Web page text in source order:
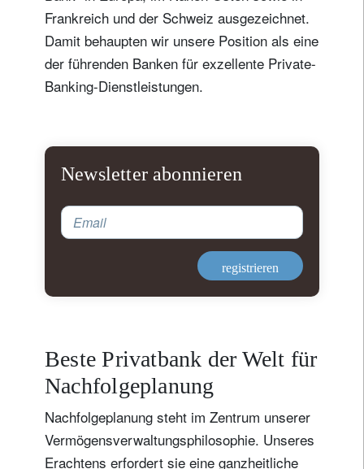
Frankreich und der Schweiz ausgezeichnet.
Damit behaupten wir unsere Position als eine
der führenden Banken für exzellente Private-
Banking-Dienstleistungen.
Newsletter abonnieren
Email
registrieren
Beste Privatbank der Welt für
Nachfolgeplanung
Nachfolgeplanung steht im Zentrum unserer
Vermögensverwaltungsphilosophie. Unseres
Erachtens erfordert sie eine ganzheitliche